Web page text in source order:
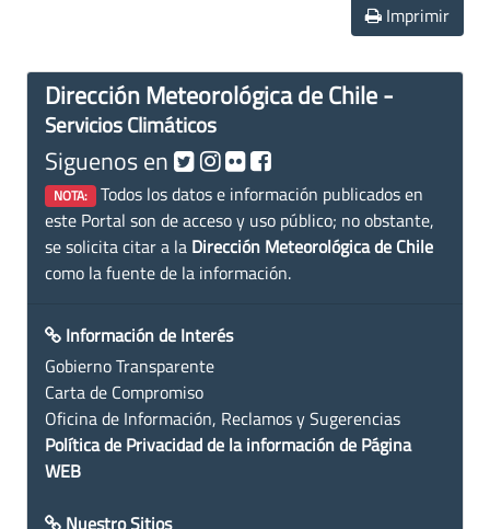
Imprimir
Dirección Meteorológica de Chile -
Servicios Climáticos
Siguenos en
NOTA: Todos los datos e información publicados en
este Portal son de acceso y uso público; no obstante,
se solicita citar a la Dirección Meteorológica de Chile
como la fuente de la información.
Información de Interés
Gobierno Transparente
Carta de Compromiso
Oficina de Información, Reclamos y Sugerencias
Política de Privacidad de la información de Página
WEB
Nuestro Sitios